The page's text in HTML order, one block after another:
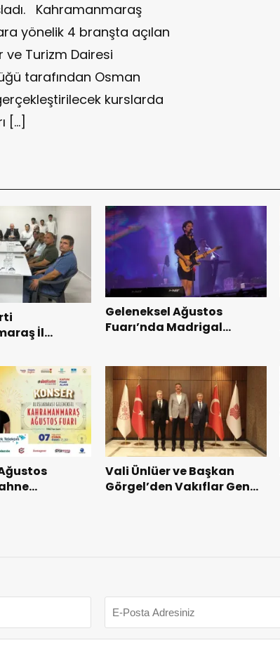
Kahramanmaraş
yönelik 4 branşta açılan
ve Turizm Dairesi
tarafından Osman
kurslarda
[…]
İl
Geleneksel Ağustos
Fuarı’nda Madrigal
Vali Ünlüer ve Başkan
Görgel’den Vakıflar Genel